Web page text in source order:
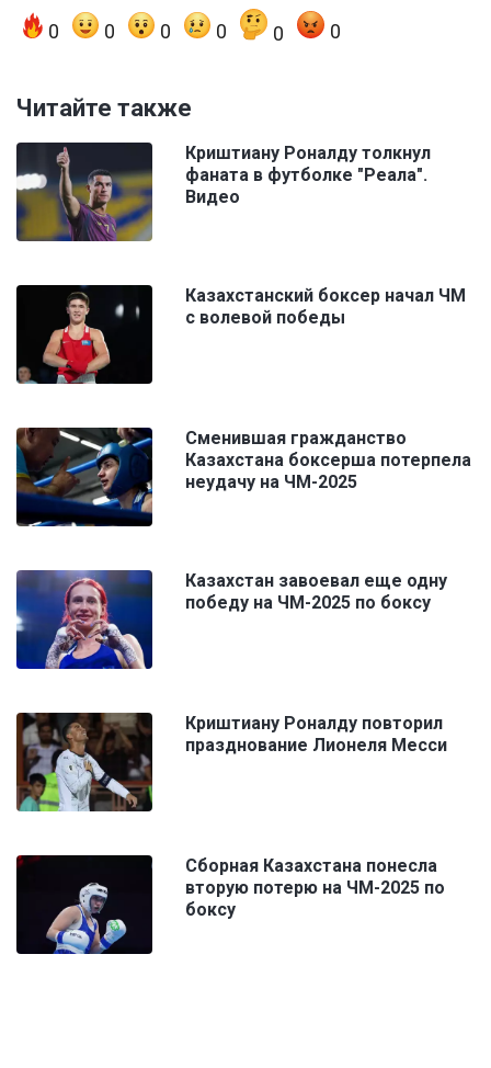
0 0 0 0 0 0
Читайте также
Криштиану Роналду толкнул
фаната в футболке "Реала".
Видео
Казахстанский боксер начал ЧМ
с волевой победы
Сменившая гражданство
Казахстана боксерша потерпела
неудачу на ЧМ-2025
Казахстан завоевал еще одну
победу на ЧМ-2025 по боксу
Криштиану Роналду повторил
празднование Лионеля Месси
Сборная Казахстана понесла
вторую потерю на ЧМ-2025 по
боксу